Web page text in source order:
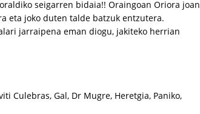
seigarren bidaia!! Oraingoan Oriora joan
eta joko duten talde batzuk entzutera.
jarraipena eman diogu, jakiteko herrian
Culebras, Gal, Dr Mugre, Heretgia, Paniko,